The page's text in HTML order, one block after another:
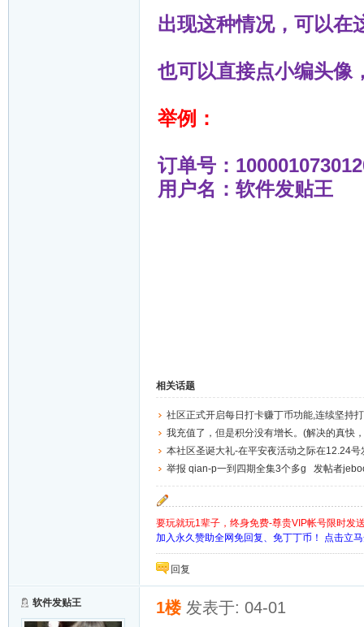
出现这种情况，可以在
也可以直接点小编头像
举例：
订单号：
用户名：软件发贴王
相关话题
社区正式开启每日打卡赚丁币功能,连续坚持
丁丁币
我充值了，但是积分没有增长。(解决的真快
本社区圣诞大礼-在平安夜活动之际在12.24
个丁币出售
举报 qian-p一到四期全集3个多g 发帖者
要玩就玩1辈子，终身免费-尊贵VIP帐号限时发
加入永久赞助全网免回复、免丁丁币！ 点击立
回复
软件发贴王 1楼 发表于: 04-01